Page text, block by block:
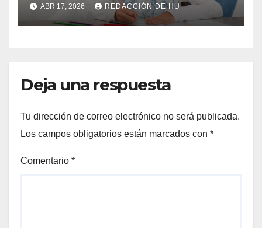
ABR 17, 2026 REDACCIÓN DE HU
Deja una respuesta
Tu dirección de correo electrónico no será publicada.
Los campos obligatorios están marcados con *
Comentario *